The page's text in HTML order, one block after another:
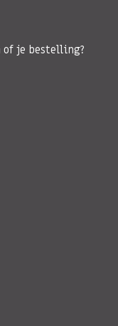
of je bestelling?